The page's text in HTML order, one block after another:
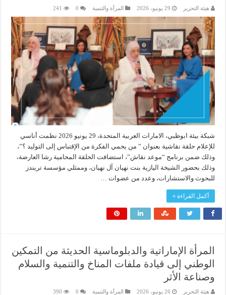
هيئة التحرير 29 يونيو، 2026 المرأة والتنمية 0
241
شبكة بيئة ابوظبي، الامارات العربية المتحدة، 29 يونيو 2026 نظمت أناسي
للإعلام حلقة نقاشية بعنوان ” من يحمي الفكرة من الإقتباس إلى التوليد ؟”،
وذلك ضمن برنامج “موعد نقاش”، استضافت الحلقة المحامية رشا العارضة،
وذلك بحضور الشيخة اليازية بنت نهيان آل نهيان، وممثلي مؤسسة تريندز
للبحوث والاستشارات، وعدد من عضوات …
أكمل القراءة »
المرأة الإماراتية والدبلوماسية الحديثة من التمكين
الوطني إلى قيادة ملفات المناخ والتنمية والسلام
وصناعة الأثر
هيئة التحرير 26 يونيو، 2026 المرأة والتنمية 0
390